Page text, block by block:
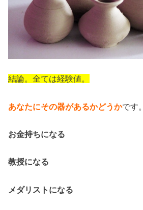
結論。全ては経験値。
あなたにその器があるかどうかです。
お金持ちになる
教授になる
メダリストになる